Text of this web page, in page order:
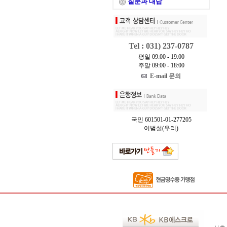
Tel : 031) 237-0787
평일 09:00 - 19:00
주말 09:00 - 18:00
E-mail 문의
국민 601501-01-277205
이범설(우리)